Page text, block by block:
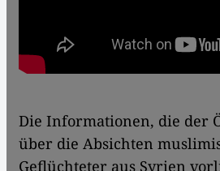
Die Informationen, die der
über die Absichten
Geflüchteter aus Syrien